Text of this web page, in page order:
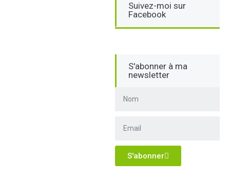
Suivez-moi sur
Facebook
S'abonner à ma
newsletter
S'abonner